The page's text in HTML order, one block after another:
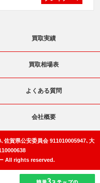
買取実績
買取相場表
よくある質問
会社概要
佐賀県公安委員会 911010005947､大
All rights reserved.